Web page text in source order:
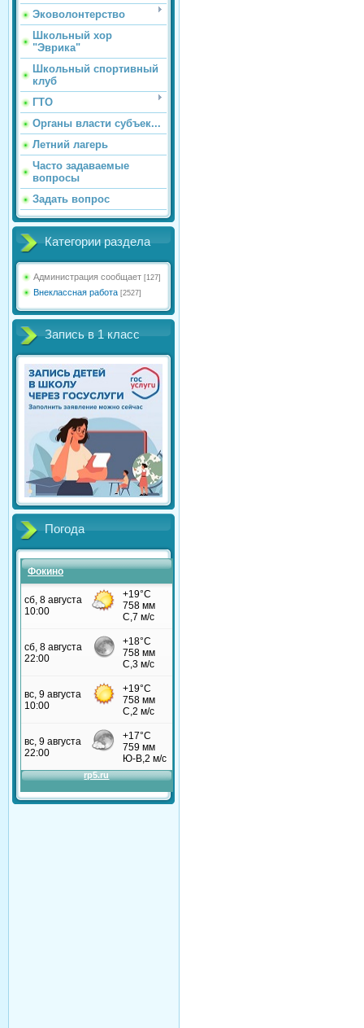
Эковолонтерство
Школьный хор
"Эврика"
Школьный спортивный
клуб
ГТО
Органы власти субъек...
Летний лагерь
Часто задаваемые
вопросы
Задать вопрос
Категории раздела
Администрация сообщает [127]
Внеклассная работа [2527]
Запись в 1 класс
Погода
Фокино